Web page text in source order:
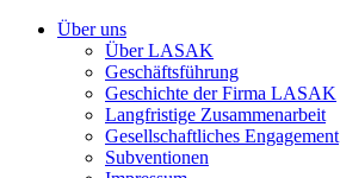
Über uns
Über LASAK
Geschäftsführung
Geschichte der Firma LASAK
Langfristige Zusammenarbeit
Gesellschaftliches Engagement
Subventionen